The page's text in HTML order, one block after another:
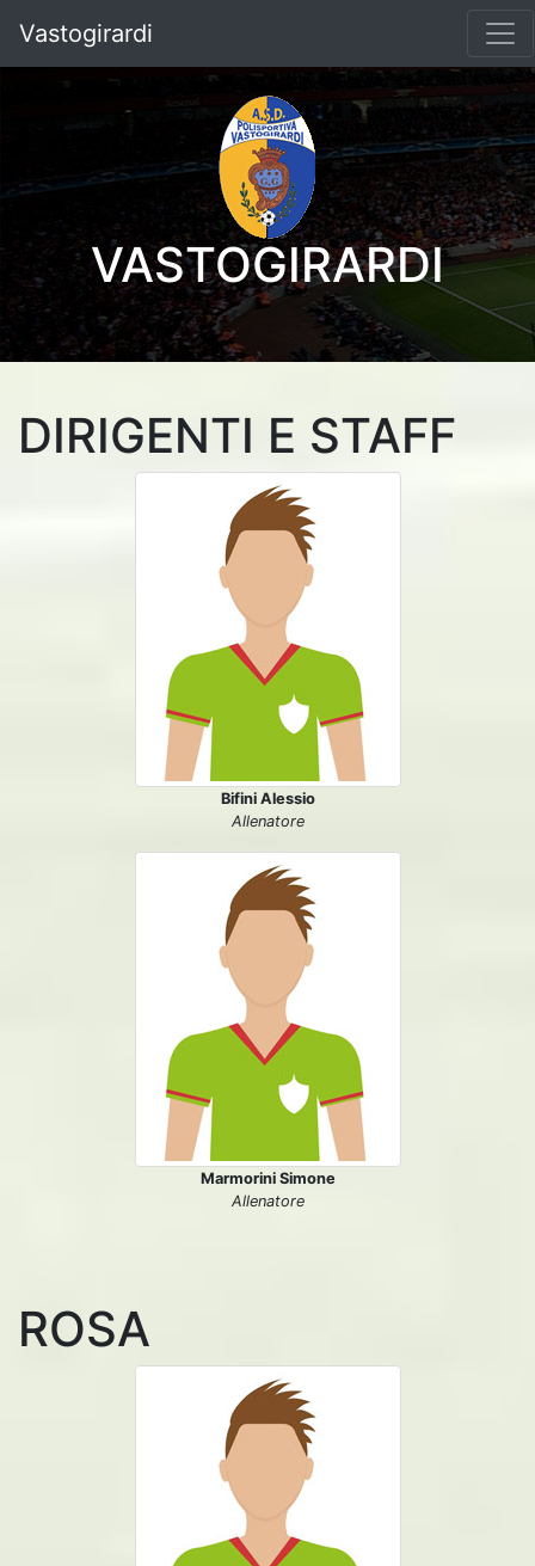
Vastogirardi
VASTOGIRARDI
DIRIGENTI E STAFF
Bifini Alessio
Allenatore
Marmorini Simone
Allenatore
ROSA